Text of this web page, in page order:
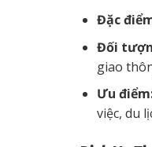
Đặc
Đối
giao
Ưu
việc, du